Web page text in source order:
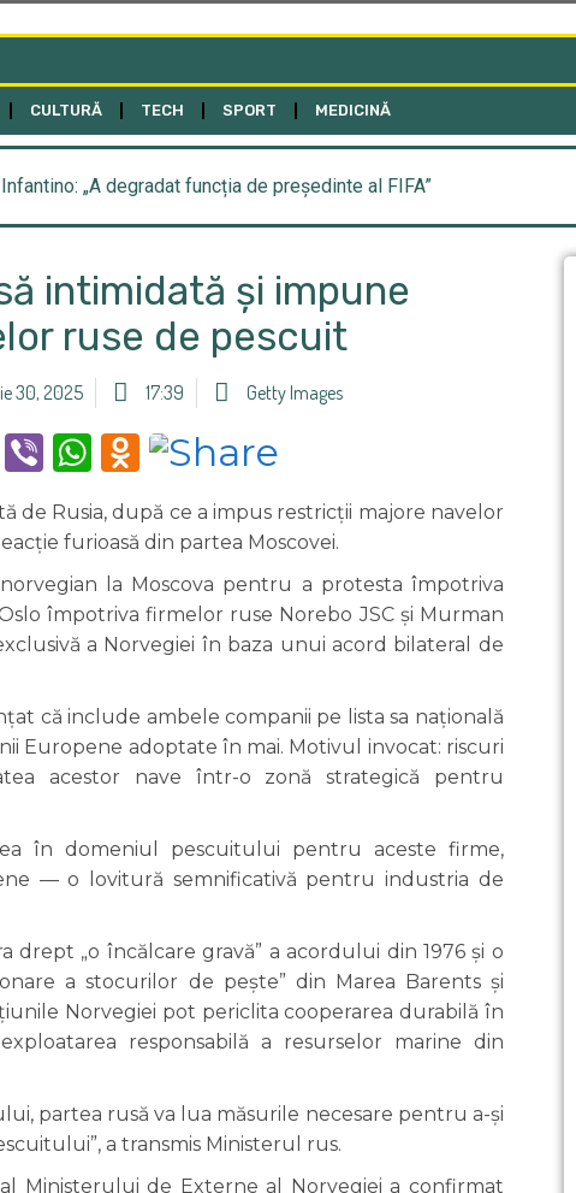
CULTURĂ TECH SPORT MEDICINĂ
„A degradat funcția de președinte al FIFA”
intimidată și impune
ruse de pescuit
30, 2025 17:39 Getty Images
ViberWhatsApp
Odnoklassniki
de Rusia, după ce a impus restricții majore navelor
furioasă din partea Moscovei.
la Moscova pentru a protesta împotriva
împotriva firmelor ruse Norebo JSC și Murman
a Norvegiei în baza unui acord bilateral de
că include ambele companii pe lista sa națională
Europene adoptate în mai. Motivul invocat: riscuri
acestor nave într-o zonă strategică pentru
în domeniul pescuitului pentru aceste firme,
— o lovitură semnificativă pentru industria de
„o încălcare gravă” a acordului din 1976 și o
a stocurilor de pește” din Marea Barents și
Norvegiei pot periclita cooperarea durabilă în
responsabilă a resurselor marine din
partea rusă va lua măsurile necesare pentru a-și
a transmis Ministerul rus.
Ministerului de Externe al Norvegiei a confirmat